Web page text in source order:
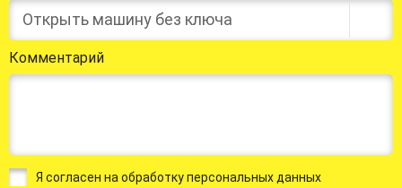
Открыть машину без ключа
Комментарий
Я согласен на обработку персональных данных